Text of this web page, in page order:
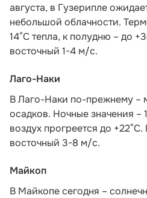
августа, в Гузерипле
небольшой облачности.
14°С тепла, к полудню – до
восточный 1-4 м/с.
Лаго-Наки
В Лаго-Наки по-прежнему –
осадков. Ночные значения –
воздух прогреется до
восточный 3-8 м/с.
Майкоп
В Майкопе сегодня –